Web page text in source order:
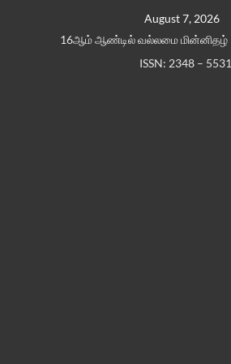
August 7, 2026
16ஆம் ஆண்டில் வல்லமை மின்னிதழ்
ISSN: 2348 – 5531